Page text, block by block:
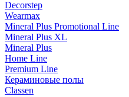
Decorstep
Wearmax
Mineral Plus Promotional Line
Mineral Plus XL
Mineral Plus
Home Line
Premium Line
Кераминовые полы
Classen